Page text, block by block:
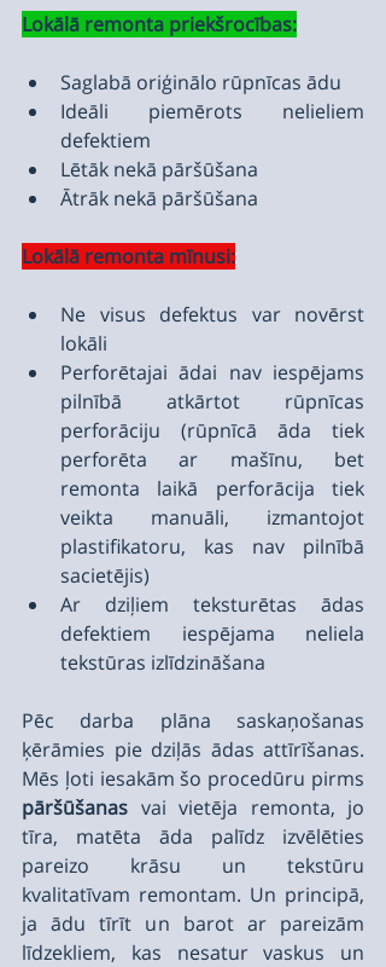
Lokālā remonta priekšrocības:
Saglabā oriģinālo rūpnīcas ādu
Ideāli piemērots nelieliem
defektiem
Lētāk nekā pāršūšana
Ātrāk nekā pāršūšana
Lokālā remonta mīnusi:
Ne visus defektus var novērst
lokāli
Perforētajai ādai nav iespējams
pilnībā atkārtot rūpnīcas
perforāciju (rūpnīcā āda tiek
perforēta ar mašīnu, bet
remonta laikā perforācija tiek
veikta manuāli, izmantojot
plastifikatoru, kas nav pilnībā
sacietējis)
Ar dziļiem teksturētas ādas
defektiem iespējama neliela
tekstūras izlīdzināšana
Pēc darba plāna saskaņošanas
ķērāmies pie dziļās ādas attīrīšanas.
pāršūšanas vai vietēja remonta, jo
tīra, matēta āda palīdz izvēlēties
pareizo krāsu un tekstūru
kvalitatīvam remontam. Un principā,
ja ādu tīrīt un barot ar pareizām
līdzekliem, kas nesatur vaskus un